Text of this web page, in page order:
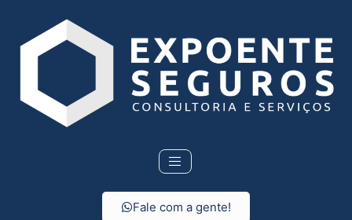
Fale com a gente!